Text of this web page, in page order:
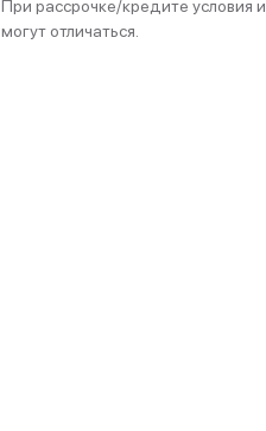
При рассрочке/кредите условия
могут отличаться.